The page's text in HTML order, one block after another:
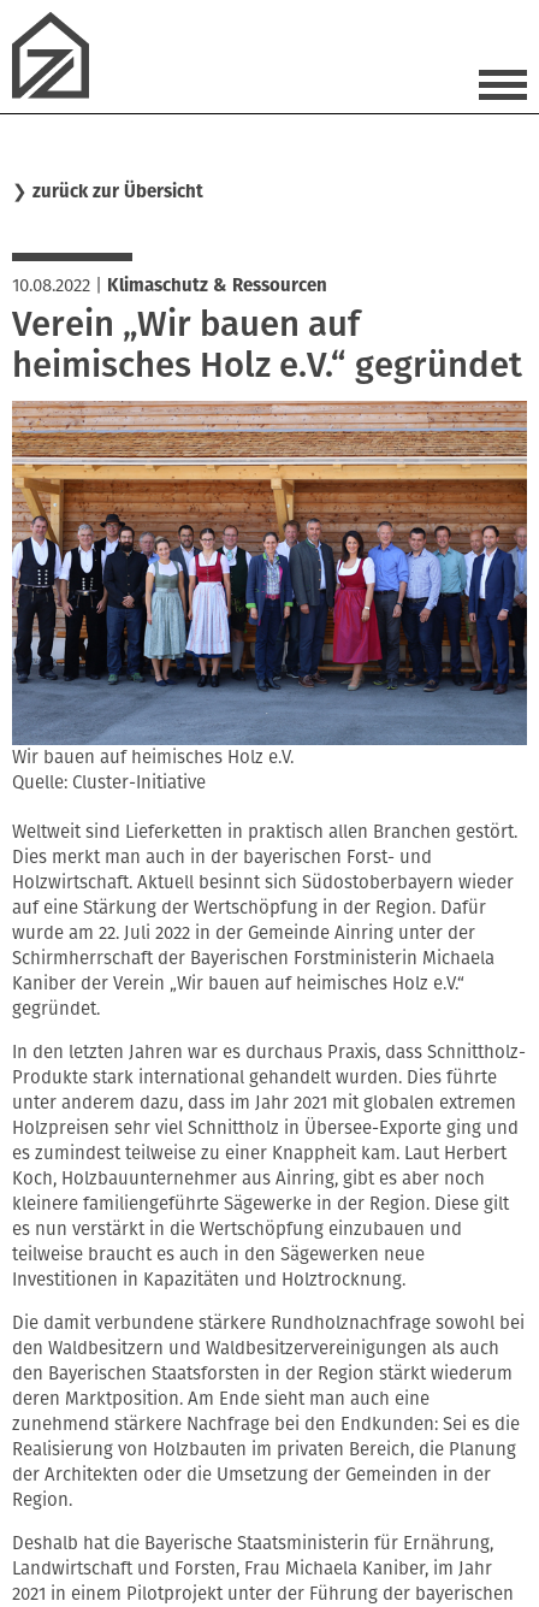
❯ zurück zur Übersicht
10.08.2022 Klimaschutz & Ressourcen
Verein „Wir bauen auf
heimisches Holz e.V.“ gegründet
Wir bauen auf heimisches Holz e.V.
Quelle: Cluster-Initiative
Weltweit sind Lieferketten in praktisch allen Branchen gestört.
Dies merkt man auch in der bayerischen Forst- und
Holzwirtschaft. Aktuell besinnt sich Südostoberbayern wieder
auf eine Stärkung der Wertschöpfung in der Region. Dafür
wurde am 22. Juli 2022 in der Gemeinde Ainring unter der
Schirmherrschaft der Bayerischen Forstministerin Michaela
Kaniber der Verein „Wir bauen auf heimisches Holz e.V.“
gegründet.
In den letzten Jahren war es durchaus Praxis, dass Schnittholz-
Produkte stark international gehandelt wurden. Dies führte
unter anderem dazu, dass im Jahr 2021 mit globalen extremen
Holzpreisen sehr viel Schnittholz in Übersee-Exporte ging und
es zumindest teilweise zu einer Knappheit kam. Laut Herbert
Koch, Holzbauunternehmer aus Ainring, gibt es aber noch
kleinere familiengeführte Sägewerke in der Region. Diese gilt
es nun verstärkt in die Wertschöpfung einzubauen und
teilweise braucht es auch in den Sägewerken neue
Investitionen in Kapazitäten und Holztrocknung.
Die damit verbundene stärkere Rundholznachfrage sowohl bei
den Waldbesitzern und Waldbesitzervereinigungen als auch
den Bayerischen Staatsforsten in der Region stärkt wiederum
deren Marktposition. Am Ende sieht man auch eine
zunehmend stärkere Nachfrage bei den Endkunden: Sei es die
Realisierung von Holzbauten im privaten Bereich, die Planung
der Architekten oder die Umsetzung der Gemeinden in der
Region.
Deshalb hat die Bayerische Staatsministerin für Ernährung,
Landwirtschaft und Forsten, Frau Michaela Kaniber, im Jahr
2021 in einem Pilotprojekt unter der Führung der bayerischen